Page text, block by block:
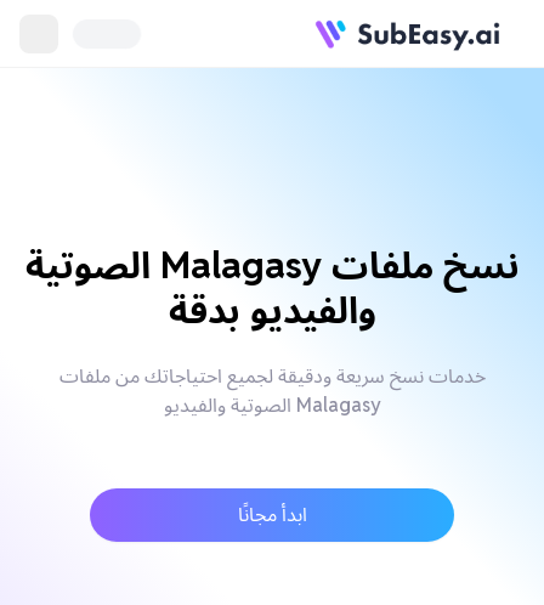
نسخ ملفات Malagasy الصوتية
والفيديو بدقة
خدمات نسخ سريعة ودقيقة لجميع احتياجاتك من ملفات
Malagasy الصوتية والفيديو
ابدأ مجانًا